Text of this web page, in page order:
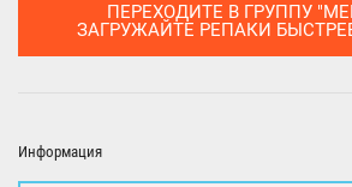
ПЕРЕХОДИТЕ В ГРУППУ
ЗАГРУЖАЙТЕ РЕПАКИ
Информация